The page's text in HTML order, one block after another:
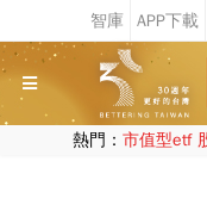
熱門： 市值型etf